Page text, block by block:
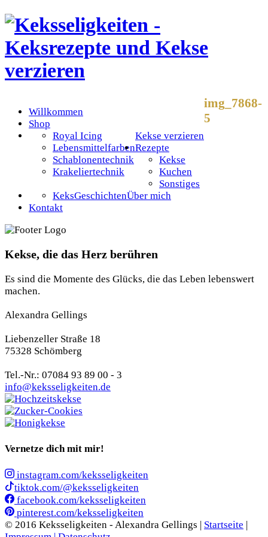
Willkommen
Shop
Kekse verzieren
Royal Icing
Lebensmittelfarben
Schablonentechnik
Krakeliertechnik
Rezepte
Kekse
Kuchen
Sonstiges
Über mich
KeksGeschichten
Kontakt
img_7868-
5
Kekse, die das Herz berühren
Es sind die Momente des Glücks, die das Leben lebenswert
machen.
Alexandra Gellings
Liebenzeller Straße 18
75328 Schömberg
Tel.-Nr.: 07084 93 89 00 - 3
info@keksseligkeiten.de
Vernetze dich mit mir!
instagram.com/keksseligkeiten
tiktok.com/@keksseligkeiten
facebook.com/keksseligkeiten
pinterest.com/keksseligkeiten
© 2016 Keksseligkeiten - Alexandra Gellings | Startseite |